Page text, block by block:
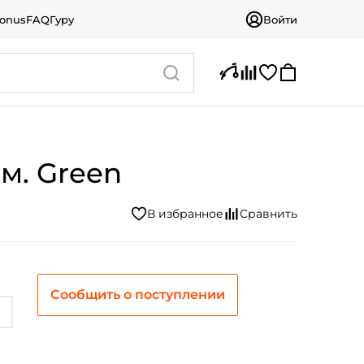
FAQГуру Войти
Green
Сообщить о поступлении